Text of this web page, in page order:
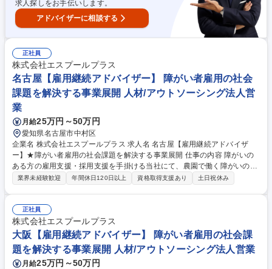
求人探しをお手伝いします。
アドバイザーに相談する
正社員
株式会社エスプールプラス
名古屋【雇用継続アドバイザー】 障がい者雇用の社会
課題を解決する事業展開 人材/アウトソーシング法人営
業
月給25万円～50万円
愛知県名古屋市中村区
企業名 株式会社エスプールプラス 求人名 名古屋【雇用継続アドバイザ
ー】★障がい者雇用の社会課題を解決する事業展開 仕事の内容 障がいの
ある方の雇用支援・採用支援を手掛ける当社にて、農園で働く障がいのあ
るスタッフが、やりがいをもって働き続けられるよう、参画企業と連携
ートスタッフの相談対応やサポート■クライアント企業への状況報告や課
題改善のサポート （変更の範囲:当社業務全般） 【キャリアイメージ】ま
だまだ成長中の当社。手を挙げ、主体的な提案をしやすいカルチャーのた
め、自己成長や事業成長を踏まえ、新しいポジションや役職に就くチャン
スは無限大です。 募集職種 名古屋【雇用継続アドバイザー】★障がい者
雇用の社会課題を解決する事業展開
業界未経験歓迎 年間休日120日以上 資格取得支援あり 土日祝休み
正社員
株式会社エスプールプラス
大阪【雇用継続アドバイザー】 障がい者雇用の社会課
題を解決する事業展開 人材/アウトソーシング法人営業
月給25万円～50万円